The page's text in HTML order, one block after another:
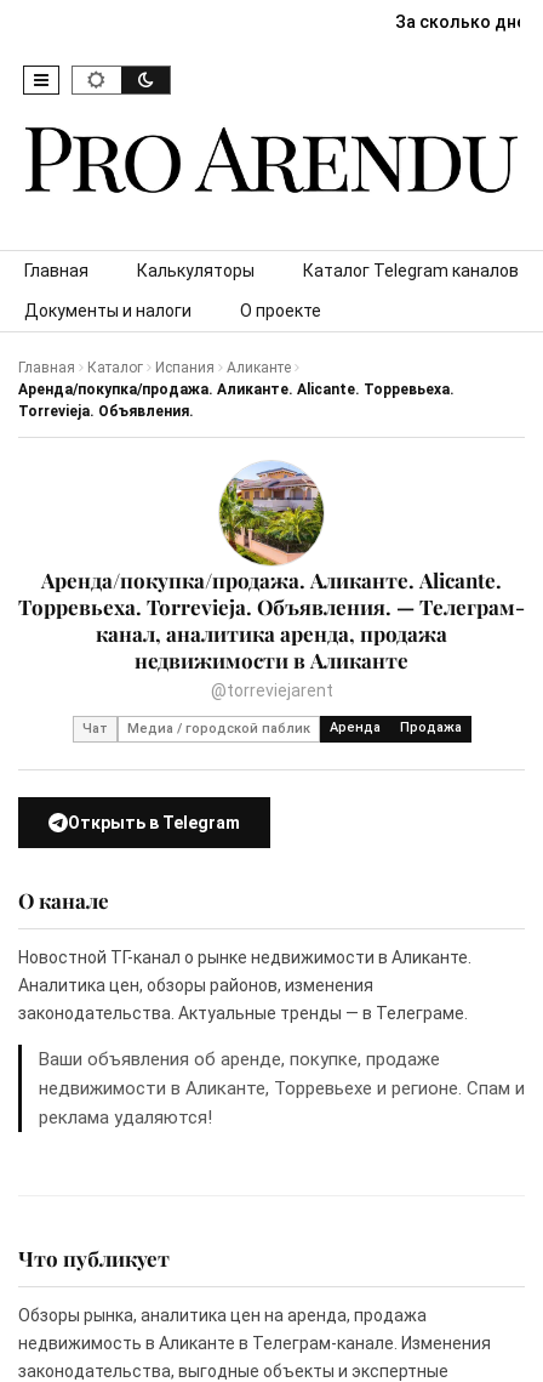
За сколько дней
Skip to content
Главная Калькуляторы Каталог Telegram каналов
Документы и налоги О проекте
Главная Каталог Испания
Аликанте
Аренда/покупка/продажа. Аликанте. Alicante. Торревьеха.
Torrevieja. Объявления.
Аренда/покупка/продажа. Аликанте. Alicante.
Торревьеха. Torrevieja. Объявления. — Телеграм-
канал, аналитика аренда, продажа
недвижимости в Аликанте
@torreviejarent
Чат Медиа / городской паблик Аренда Продажа
Открыть в Telegram
О канале
Новостной ТГ-канал о рынке недвижимости в Аликанте.
Аналитика цен, обзоры районов, изменения
законодательства. Актуальные тренды — в Телеграме.
Ваши объявления об аренде, покупке, продаже
недвижимости в Аликанте, Торревьехе и регионе. Спам и
реклама удаляются!
Что публикует
Обзоры рынка, аналитика цен на аренда, продажа
недвижимость в Аликанте в Телеграм-канале. Изменения
законодательства, выгодные объекты и экспертные